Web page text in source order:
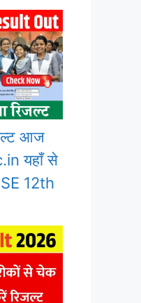
आज
यहाँ से
12th